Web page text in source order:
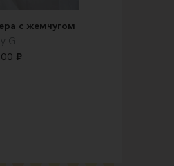
с жемчугом
G
₽